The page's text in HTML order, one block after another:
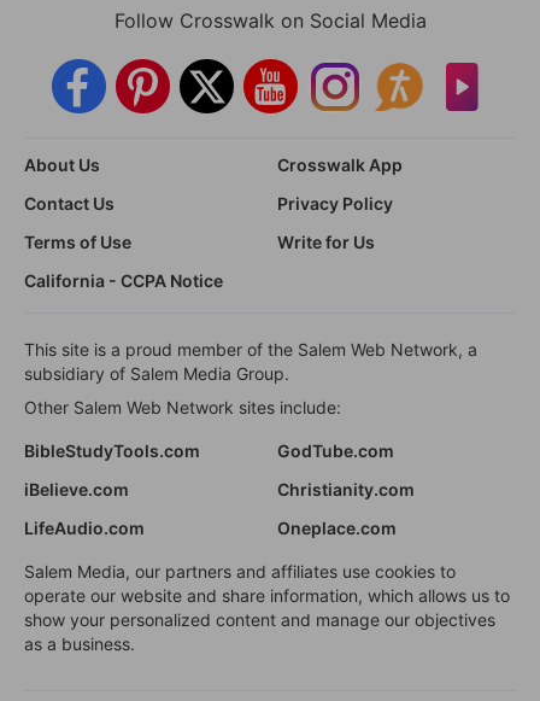
Follow Crosswalk on Social Media
About Us
Crosswalk App
Contact Us
Privacy Policy
Terms of Use
Write for Us
California - CCPA Notice
This site is a proud member of the Salem Web Network, a
subsidiary of Salem Media Group.
Other Salem Web Network sites include:
BibleStudyTools.com
GodTube.com
iBelieve.com
Christianity.com
LifeAudio.com
Oneplace.com
Salem Media, our partners and affiliates use cookies to
operate our website and share information, which allows us to
show your personalized content and manage our objectives
as a business.